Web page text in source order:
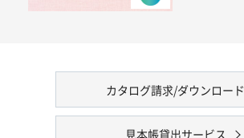
カタログ請求/ダウンロード
見本帳貸出サービス